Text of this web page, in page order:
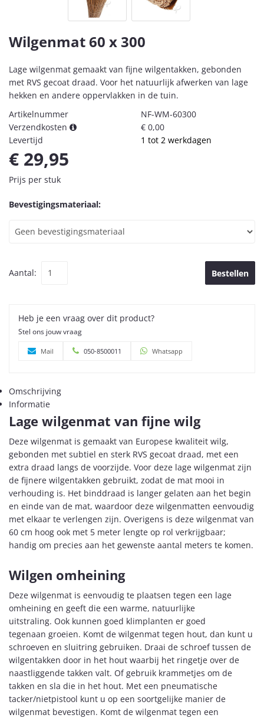
Wilgenmat 60 x 300
Lage wilgenmat gemaakt van fijne wilgentakken, gebonden
met RVS gecoat draad. Voor het natuurlijk afwerken van lage
hekken en andere oppervlakken in de tuin.
Artikelnummer
NF-WM-60300
Verzendkosten
€ 0,00
Levertijd
1 tot 2 werkdagen
€ 29,95
Prijs per stuk
Bevestigingsmateriaal:
Aantal: Bestellen
Heb je een vraag over dit product?
Stel ons jouw vraag
Mail 050-8500011 Whatsapp
Omschrijving
Informatie
Lage wilgenmat van fijne wilg
Deze wilgenmat is gemaakt van Europese kwaliteit wilg,
gebonden met subtiel en sterk RVS gecoat draad, met een
extra draad langs de voorzijde. Voor deze lage wilgenmat zijn
de fijnere wilgentakken gebruikt, zodat de mat mooi in
verhouding is. Het binddraad is langer gelaten aan het begin
en einde van de mat, waardoor deze wilgenmatten eenvoudig
met elkaar te verlengen zijn. Overigens is deze wilgenmat van
60 cm hoog ook met 5 meter lengte op rol verkrijgbaar;
handig om precies aan het gewenste aantal meters te komen.
Wilgen omheining
Deze wilgenmat is eenvoudig te plaatsen tegen een lage
omheining en geeft die een warme, natuurlijke
uitstraling. Ook kunnen goed klimplanten er goed
tegenaan groeien. Komt de wilgenmat tegen hout, dan kunt u
schroeven en sluitring gebruiken. Draai de schroef tussen de
wilgentakken door in het hout waarbij het ringetje over de
naastliggende takken valt. Of gebruik krammetjes om de
takken en sla die in het hout. Met een pneumatische
tacker/nietpistool kunt u op een soortgelijke manier de
wilgenmat bevestigen. Komt de wilgenmat tegen een